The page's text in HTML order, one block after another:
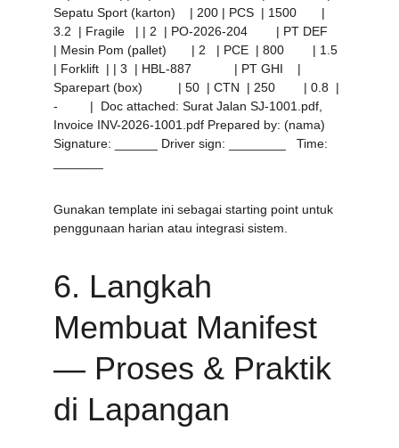
Sepatu Sport (karton)    | 200 | PCS  | 1500       |
3.2  | Fragile   | | 2  | PO-2026-204        | PT DEF
| Mesin Pom (pallet)       | 2   | PCE  | 800        | 1.5
| Forklift  | | 3  | HBL-887            | PT GHI    |
Sparepart (box)          | 50  | CTN  | 250        | 0.8  |
-         |  Doc attached: Surat Jalan SJ-1001.pdf,
Invoice INV-2026-1001.pdf Prepared by: (nama)
Signature: ______ Driver sign: ________   Time:
Gunakan template ini sebagai starting point untuk
penggunaan harian atau integrasi sistem.
6. Langkah
Membuat Manifest
— Proses & Praktik
di Lapangan